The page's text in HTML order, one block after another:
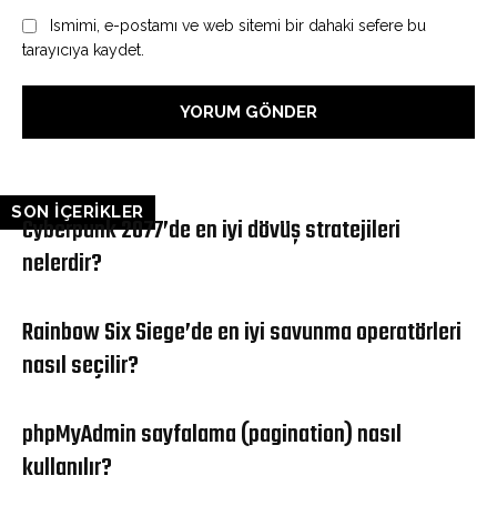
Ismimi, e-postamı ve web sitemi bir dahaki sefere bu
tarayıcıya kaydet.
SON İÇERİKLER
Cyberpunk 2077’de en iyi dövüş stratejileri
nelerdir?
Rainbow Six Siege’de en iyi savunma operatörleri
nasıl seçilir?
phpMyAdmin sayfalama (pagination) nasıl
kullanılır?